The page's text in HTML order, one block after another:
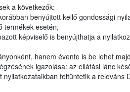
a következők:
benyújtott kellő gondossági
termékek esetén,
képviselő is benyújthatja a
hanem évente is be lehet
igazolása: az ellátási lánc
feltüntetik a releváns